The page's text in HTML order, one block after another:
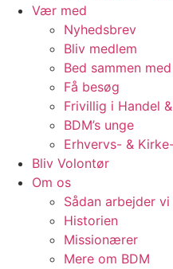
Vær med
Nyhedsbrev
Bliv medlem
Bed sammen
Få besøg
Frivillig i Handel
BDM’s unge
Erhvervs- &
Bliv Volontør
Om os
Sådan arbejder vi
Historien
Missionærer
Mere om BDM